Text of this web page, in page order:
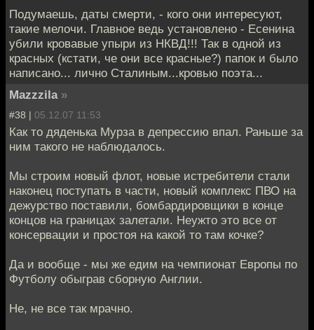
Подумаешь, даты смерти, - кого они интересуют,
такие мелочи. Главное ведь установлено - Есенина
убили кровавые упыри из НКВД!!! Так в одной из
красных (кстати, че они все красные?) папок и было
написано... лично Сталиным...кровью поэта...
Mazzzila »
#38 | 05.12.07 11:53
Как то дяденька Мурза в депрессию впал. Раньше за
ним такого не наблюдалось.
Мы строим новый флот, новые истребители стали
наконец поступать в части, новый комплекс ПВО на
дежурство поставили, бомбардировщики в конце
концов на границах залетали. Неужто это все от
консервации и простоя на какой то там кочке?
Да и вообще - мы же едим на чемпионат Европы по
Футболу обыграв сборную Англии.
Не, не все так мрачно.